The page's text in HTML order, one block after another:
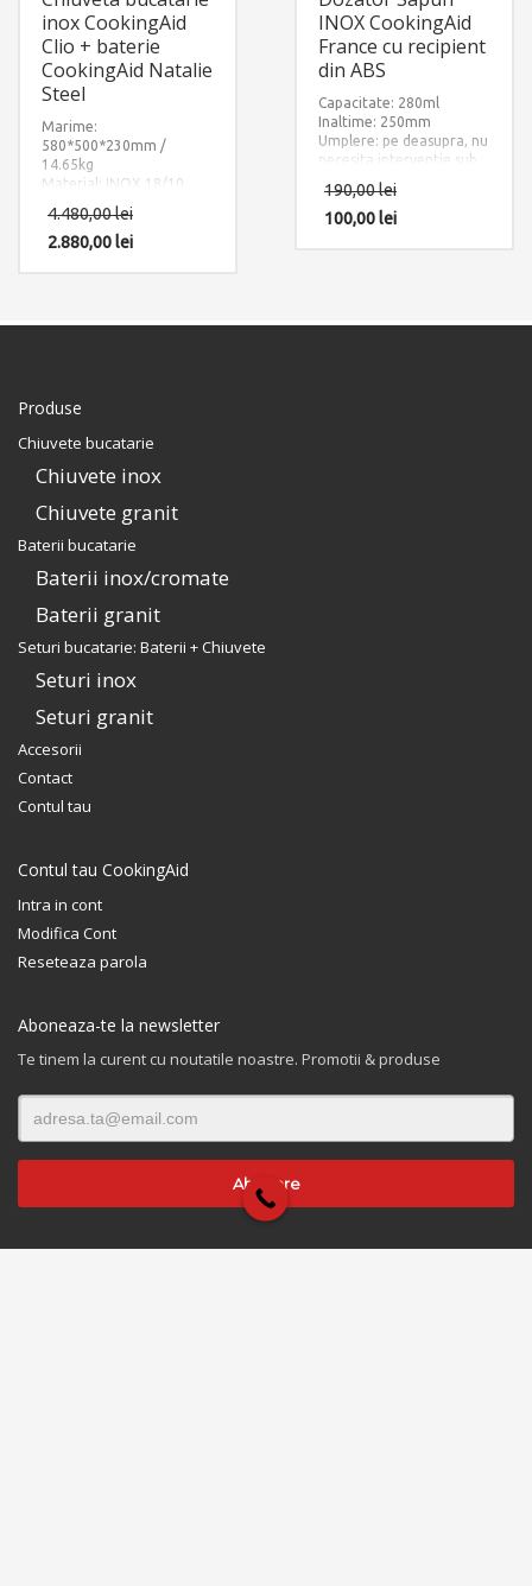
inox CookingAid
Clio + baterie
CookingAid Natalie
Steel
Marime:
580*500*230mm /
14.65kg
Material: INOX 18/10
Componente: Baterie
Natalie Steel + Chiuveta
4.480,00lei
2.880,00lei
INOX CookingAid
France cu recipient
din ABS
Capacitate: 280ml
Inaltime: 250mm
Umplere: pe deasupra, nu
necesita interventie sub
chiuveta dupa instalare
190,00lei
100,00lei
Produse
Chiuvete bucatarie
Chiuvete inox
Chiuvete granit
Baterii bucatarie
Baterii inox/cromate
Baterii granit
Seturi bucatarie: Baterii + Chiuvete
Seturi inox
Seturi granit
Accesorii
Contact
Contul tau
Contul tau CookingAid
Intra in cont
Modifica Cont
Reseteaza parola
Aboneaza-te la newsletter
Te tinem la curent cu noutatile noastre. Promotii & produse